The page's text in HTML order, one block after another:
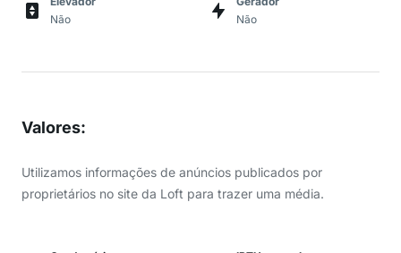
Não
Não
Valores:
Utilizamos informações de anúncios publicados por
proprietários no site da Loft para trazer uma média.